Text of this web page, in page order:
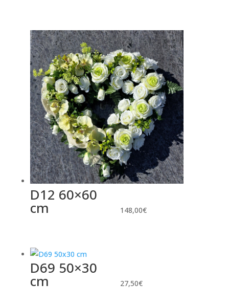
D12 60×60
cm 148,00€
D69 50×30
cm 27,50€